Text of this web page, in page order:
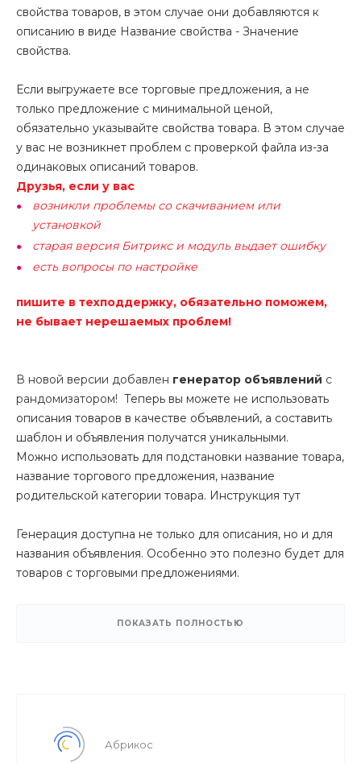
ПОКАЗАТЬ ПОЛНОСТЬЮ
свойства товаров, в этом случае они добавляются к
описанию в виде Название свойства - Значение
свойства.
Если выгружаете все торговые предложения, а не
только предложение с минимальной ценой,
обязательно указывайте свойства товара. В этом случае
у вас не возникнет проблем с проверкой файла из-за
одинаковых описаний товаров.
Друзья, если у вас
возникли проблемы со скачиванием или
установкой
старая версия Битрикс и модуль выдает ошибку
есть вопросы по настройке
пишите в техподдержку, обязательно поможем,
не бывает нерешаемых проблем!
В новой версии добавлен генератор объявлений с
рандомизатором! Теперь вы можете не использовать
описания товаров в качестве объявлений, а составить
шаблон и объявления получатся уникальными.
Можно использовать для подстановки название товара,
название торгового предложения, название
родительской категории товара. Инструкция тут
Генерация доступна не только для описания, но и для
названия объявления. Особенно это полезно будет для
товаров с торговыми предложениями.
5кг, 4 кг, 1 2 кг. Ранее вы могли выгрузить
Гиря 5 кг.
Абрикос